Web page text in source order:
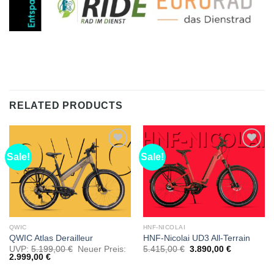
RELATED PRODUCTS
Sale!
Als
Favorit
markieren
QWIC
QWIC Atlas Derailleur
UVP: 5.199,00€
Neuer Preis:
2.999,00 €
Sale!
Favorit
markieren
HNF-NICOLAI
HNF-Nicolai UD3 All-Terrain
5.415,00€ 3.890,00 €